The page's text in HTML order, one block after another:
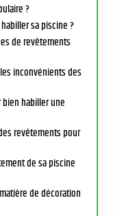
?
sa piscine ?
de revêtements
inconvénients des
habiller une
revêtements pour
de sa piscine
de décoration